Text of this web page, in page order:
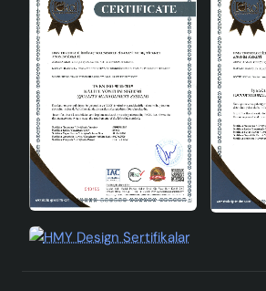
yapımı seramik malzemesi, benzersiz
dostu özellikleriyle Bouillie, her evin
parçası olmaya adaydır. Seramik
için Bouillie, hem estetik hem de
sunarak, mekanınıza şıklık ve zarafet